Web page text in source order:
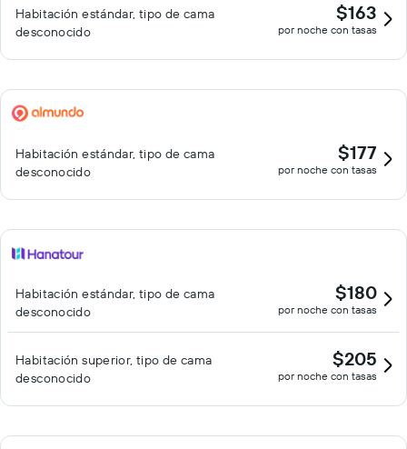
Habitación estándar, tipo de cama
desconocido
$163
por noche con tasas
Habitación estándar, tipo de cama
desconocido
$177
por noche con tasas
Habitación estándar, tipo de cama
desconocido
$180
por noche con tasas
Habitación superior, tipo de cama
desconocido
$205
por noche con tasas